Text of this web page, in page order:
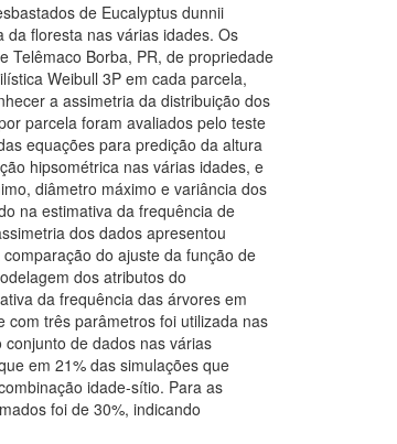
de Eucalyptus dunnii
floresta nas várias idades. Os
Telêmaco Borba, PR, de propriedade
Weibull 3P em cada parcela,
a assimetria da distribuição dos
parcela foram avaliados pelo teste
equações para predição da altura
hipsométrica nas várias idades, e
diâmetro máximo e variância dos
na estimativa da frequência de
dos dados apresentou
do ajuste da função de
dos atributos do
da frequência das árvores em
com três parâmetros foi utilizada nas
de dados nas várias
em 21% das simulações que
idade-sítio. Para as
foi de 30%, indicando